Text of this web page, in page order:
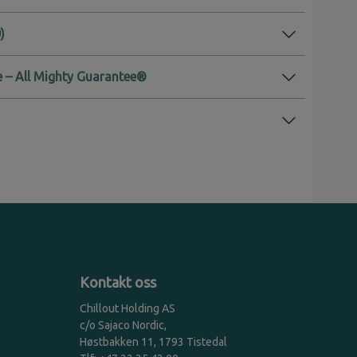
– All Mighty Guarantee®
Kontakt oss
Chillout Holding AS
c/o Sajaco Nordic,
Høstbakken 11, 1793 Tistedal